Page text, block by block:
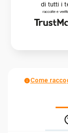
di tutti i
raccolte e
Come